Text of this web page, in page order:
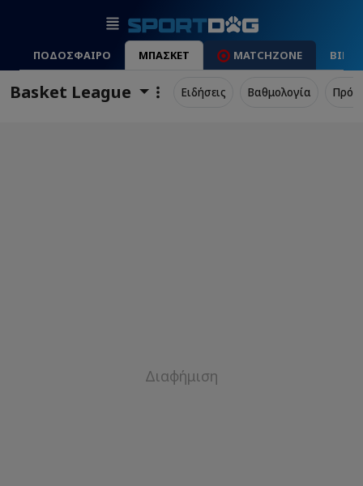
ΠΟΔΟΣΦΑΙΡΟ ΜΠΑΣΚΕΤ MATCHZONE
Basket League Ειδήσεις Βαθμολογία